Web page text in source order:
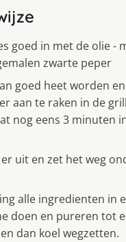
goed in met de olie -
zwarte peper
goed heet worden
aan te raken in de
nog eens 3 minuten
uit en zet het weg
alle ingredienten in
doen en pureren tot
dan koel wegzetten.